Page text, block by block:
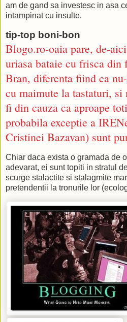
am de gand sa investesc in asa
intampinat cu insulte.
tip-top boni-bon
Blogo.ro-oaia pare, de-
uriasa bataie cu frisca din
Bran, diferenta fiind ca
cu maimute la tastaturi,
fi din cauza ca aproape
probabila exceptie a
Cristinei Bazavan) sunt
Chiar daca exista o gramada de
adevarat, ei sunt topiti in stratul
scurge stalactite si stalagmite
pretendentii la tronurile lor